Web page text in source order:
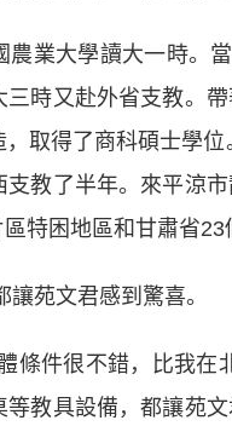
大學讀大一時。當
時又赴外省支教。
取得了商科碩士學
教了半年。來平涼
特困地區和甘肅省23
苑文君感到驚喜。
件很不錯，比我在
教具設備，都讓苑